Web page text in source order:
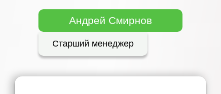
Андрей Смирнов
Старший менеджер